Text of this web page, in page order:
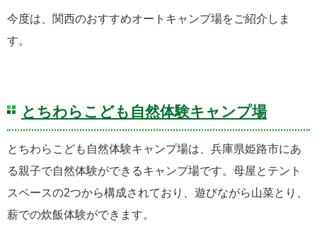
今度は、関西のおすすめオートキャンプ場をご紹介しま
す。
とちわらこども自然体験キャンプ場
とちわらこども自然体験キャンプ場は、兵庫県姫路市にあ
る親子で自然体験ができるキャンプ場です。母屋とテント
スペースの2つから構成されており、遊びながら山菜とり、
薪での炊飯体験ができます。